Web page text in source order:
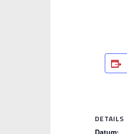
DETAILS
Datum: